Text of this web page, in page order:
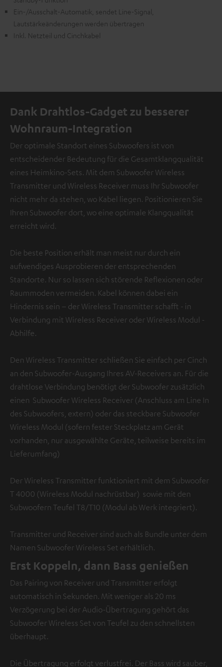
Ein-/Ausschalt-Automatik, sendet Line-Signal,
Lautstärkeänderungen werden übertragen
Inkl. Netzteil und Cinchkabel
Dank Drahtlos-Gadget zu besserer
Wohnraum-Integration
Der optimale Standort eines Subwoofers ist von
entscheidender Bedeutung für die Gesamtklangqualität
eines Heimkino-Sets. Mit dem Subwoofer Wireless
Transmitter und Wireless Receiver muss Ihr Subwoofer
nicht mehr da stehen, wo Kabel liegen. Positionieren Sie
Ihren Subwoofer dort, wo eine optimale Klangqualität
erreicht wird.
Die beste Position erhält man meist nur durch ein
aufwendiges Ausprobieren der entsprechenden
Standorte. Nur so lassen sich störende Reflexionen oder
Raummoden vermeiden. Kabel können dabei ein
Hindernis sein – der Wireless Transmitter schafft - in
Verbindung mit Wireless Receiver oder Wireless Modul -
Abhilfe.
Den Wireless Transmitter schließen Sie einfach per Cinch
an den Subwoofer-Ausgang Ihres AV-Receivers an. Für die
drahtlose Verbindung benötigt der Subwoofer zusätzlich
einen Subwoofer Wireless Receiver (Anschluss am Line In
des Subwoofers, extern) oder das steckbare Subwoofer
Wireless Modul (sofern fester Steckplatz am Gerät
vorhanden, nur ausgewählte Geräte, teilweise bereits im
Lieferumfang)
Der Wireless Transmitter funktioniert mit dem Subwoofer
T 4000 (Wireless Modul nachrüstbar) sowie mit den
Subwoofern Teufel T8/T10 (Modul ab Werk integriert).
Transmitter und Receiver sind auch als Bundle unter dem
Namen Subwoofer Wireless Set erhältlich.
Erst Koppeln, dann Bass genießen
Das Pairing von Receiver und Transmitter erfolgt
automatisch in Sekunden. Mit weniger als 20 ms
Verzögerung bei der Audio-Übertragung gehört das
Subwoofer Wireless Set von Teufel zu den schnellsten
überhaupt.
Die Übertragung erfolgt verlustfrei. Der Bass wird sauber,